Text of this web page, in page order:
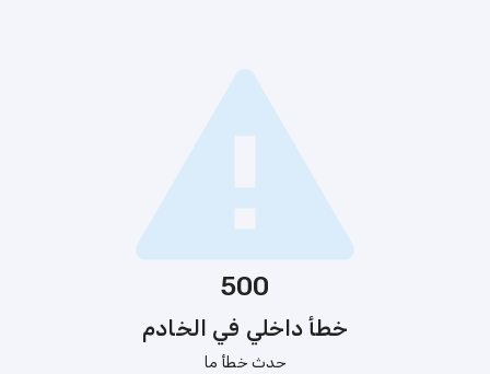
500
خطأ داخلي في الخادم
حدث خطأ ما